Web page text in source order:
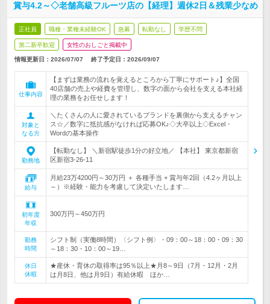
賞与4.2～◇老舗高級フルーツ店の【経理】週休2日＆残業少なめ
正社員 職種・業種未経験OK 急募 転勤なし 学歴不問
第二新卒歓迎 女性のおしごと掲載中
情報更新日：2026/07/07 終了予定日： 2026/09/07
仕事内容
【まずは業務の流れを覚えるところから丁寧にサポート♪】全国
40店舗の売上や経費を管理し、数字の面から会社を支える本社経
理の業務をお任せします！
対象と
なる方
＼たくさんの人に愛されているブランドを裏側から支えるチャン
ス☆／数字に抵抗感がなければ応募OK♪◇大卒以上◇Excel・
Wordの基本操作
勤務地
【転勤なし】 ＼新宿駅徒歩1分の好立地／ 【本社】 東京都新宿
区新宿3-26-11
給与
月給23万4200円～30万円 ＋ 各種手当 + 賞与年2回（4.2ヶ月以上
～）※経験・能力を考慮して決定いたします…
初年度
年収
300万円～450万円
勤務
時間
シフト制（実働8時間）〈シフト例〉・09：00～18：00・09：30
～18：30・10：00～19…
休日
休暇
★産休・育休の取得率は95％以上★月8～9日（7月・12月・2月
は月8日、他は月9日）有給休暇 ほか…